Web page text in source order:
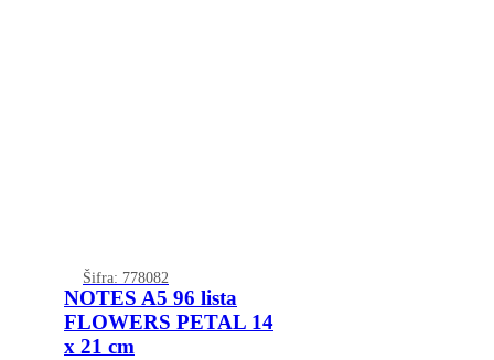
Šifra: 778082
NOTES A5 96 lista
FLOWERS PETAL 14
x 21 cm